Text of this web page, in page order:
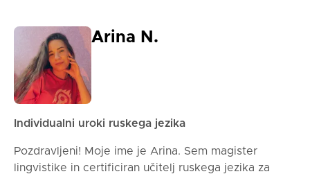
Arina N.
Individualni uroki ruskega jezika
Pozdravljeni! Moje ime je Arina. Sem magister
lingvistike in certificiran učitelj ruskega jezika za